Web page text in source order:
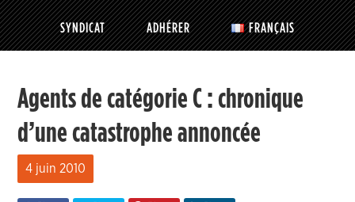
SYNDICAT ADHÉRER FRANÇAIS
Agents de catégorie C : chronique
d’une catastrophe annoncée
4 juin 2010